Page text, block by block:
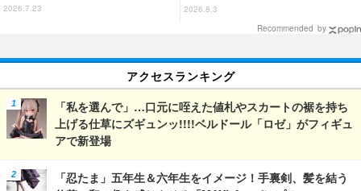
ラビアが超話題!! 篠崎こころ＆
2026.7.23
年記念でハンドバッグや財布など
2026.8.3
Recommended by
アクセスランキング
「私を選んで」…口元に咥えた値札やスカートの裾を持ち
上げる仕草にズギュンッ!!!!ベルドール「ロゼ」がフィギュ
アで新登場
「忍たま」五年生＆六年生をイメージ！手裏剣、髪を結う